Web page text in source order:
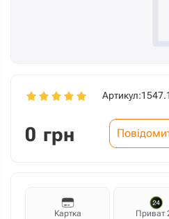
Артикул:
0 грн
Картка Приват